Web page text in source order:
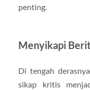
penting.
Menyikapi
Di tengah
sikap kritis